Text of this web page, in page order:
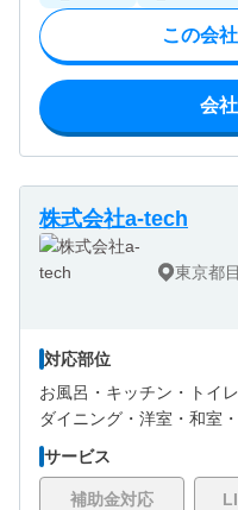
この会
会
株式会社a-tech
東京都
対応部位
お風呂・ キッチン・ トイ
ダイニング・ 洋室・ 和室・
サービス
補助金対応